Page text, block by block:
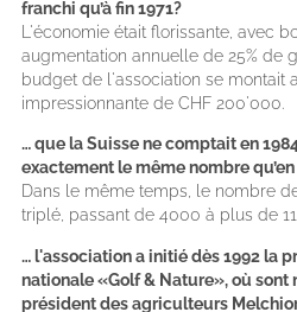
franchi qu’à fin 1971?
L'économie était florissante, avec
augmentation annuelle de 25% de
budget de l'association se montait
impressionnante de CHF 200'000.
… que la Suisse ne comptait en
exactement le même nombre qu’en
Dans le même temps, le nombre
triplé, passant de 4000 à plus de
… l'association a initié dès 1992 la
nationale «Golf & Nature», où
président des agriculteurs